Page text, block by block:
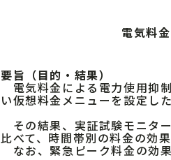
電気料
要旨（目的・結果）
電気料金による電力使用抑
い仮想料金メニューを設定し
その結果、実証試験モニタ
比べて、時間帯別の料金の効
なお、緊急ピーク料金の効